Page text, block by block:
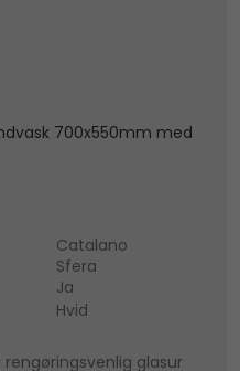
700x550mm med
Catalano
Sfera
Ja
Hvid
glasur